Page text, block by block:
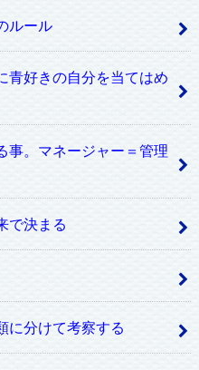
ルール
青好きの自分を当てはめ
事。マネージャー＝管理
で決まる
に分けて考察する